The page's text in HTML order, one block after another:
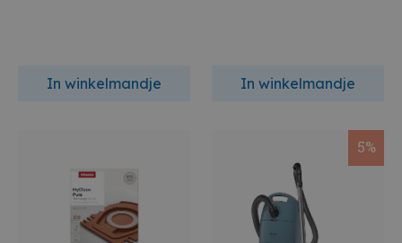
In winkelmandje In winkelmandje
5%